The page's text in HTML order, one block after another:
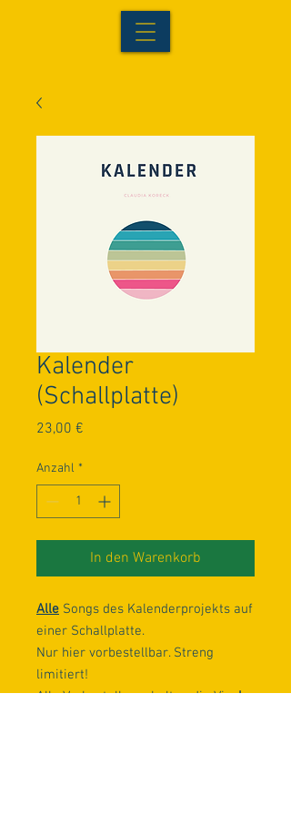
Kalender
(Schallplatte)
23,00 €
Anzahl *
In den Warenkorb
Alle Songs des Kalenderprojekts auf
einer Schallplatte.
Nur hier vorbestellbar. Streng
limitiert!
Alle Vorbesteller erhalten die Vinyl